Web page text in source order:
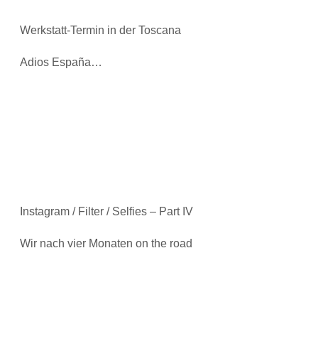
Werkstatt-Termin in der Toscana
Adios España…
Instagram / Filter / Selfies – Part IV
Wir nach vier Monaten on the road